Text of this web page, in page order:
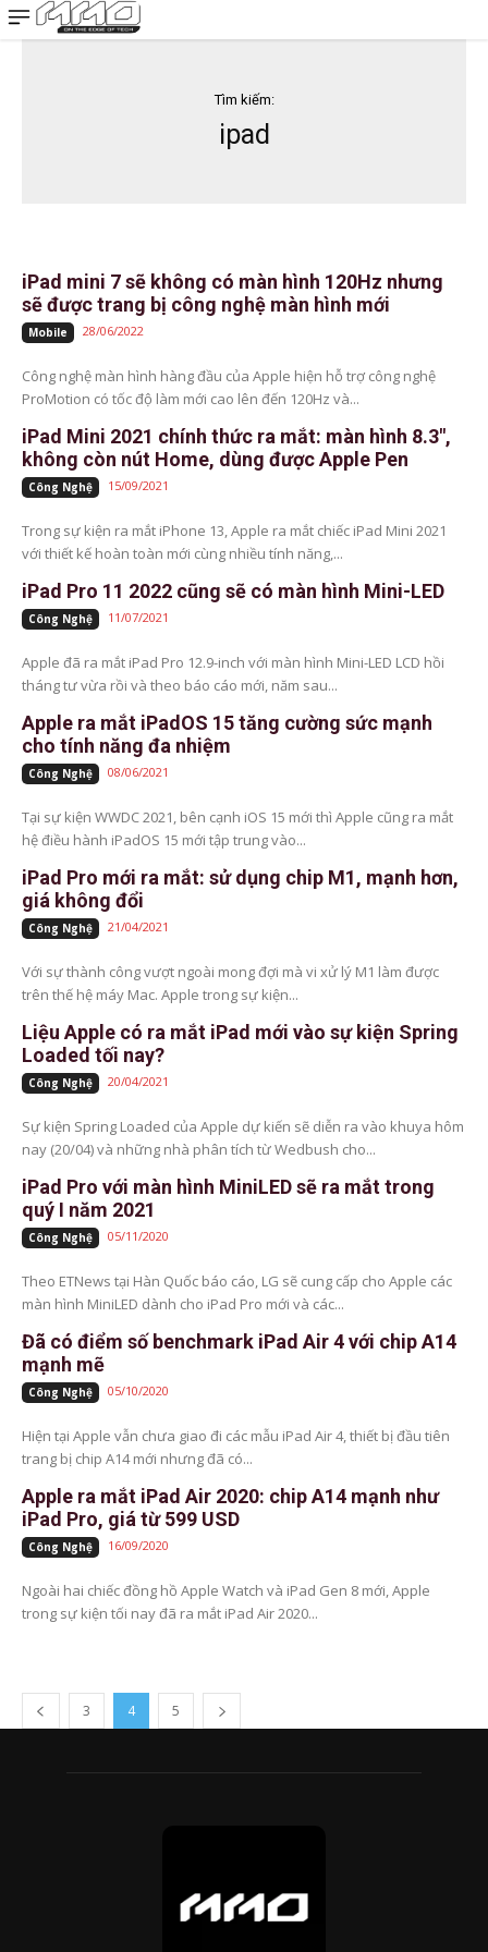
MMOSITE - Thông tin công nghệ
Bài viết nổi bật
Tìm kiếm:
ipad
iPad mini 7 sẽ không có màn hình 120Hz nhưng
sẽ được trang bị công nghệ màn hình mới
Mobile 28/06/2022
Công nghệ màn hình hàng đầu của Apple hiện hỗ trợ công nghệ
ProMotion có tốc độ làm mới cao lên đến 120Hz và...
iPad Mini 2021 chính thức ra mắt: màn hình 8.3″,
không còn nút Home, dùng được Apple Pen
Công Nghệ 15/09/2021
Trong sự kiện ra mắt iPhone 13, Apple ra mắt chiếc iPad Mini 2021
với thiết kế hoàn toàn mới cùng nhiều tính năng,...
iPad Pro 11 2022 cũng sẽ có màn hình Mini-LED
Công Nghệ 11/07/2021
Apple đã ra mắt iPad Pro 12.9-inch với màn hình Mini-LED LCD hồi
tháng tư vừa rồi và theo báo cáo mới, năm sau...
Apple ra mắt iPadOS 15 tăng cường sức mạnh
cho tính năng đa nhiệm
Công Nghệ 08/06/2021
Tại sự kiện WWDC 2021, bên cạnh iOS 15 mới thì Apple cũng ra mắt
hệ điều hành iPadOS 15 mới tập trung vào...
iPad Pro mới ra mắt: sử dụng chip M1, mạnh hơn,
giá không đổi
Công Nghệ 21/04/2021
Với sự thành công vượt ngoài mong đợi mà vi xử lý M1 làm được
trên thế hệ máy Mac. Apple trong sự kiện...
Liệu Apple có ra mắt iPad mới vào sự kiện Spring
Loaded tối nay?
Công Nghệ 20/04/2021
Sự kiện Spring Loaded của Apple dự kiến sẽ diễn ra vào khuya hôm
nay (20/04) và những nhà phân tích từ Wedbush cho...
iPad Pro với màn hình MiniLED sẽ ra mắt trong
quý I năm 2021
Công Nghệ 05/11/2020
Theo ETNews tại Hàn Quốc báo cáo, LG sẽ cung cấp cho Apple các
màn hình MiniLED dành cho iPad Pro mới và các...
Đã có điểm số benchmark iPad Air 4 với chip A14
mạnh mẽ
Công Nghệ 05/10/2020
Hiện tại Apple vẫn chưa giao đi các mẫu iPad Air 4, thiết bị đầu tiên
trang bị chip A14 mới nhưng đã có...
Apple ra mắt iPad Air 2020: chip A14 mạnh như
iPad Pro, giá từ 599 USD
Công Nghệ 16/09/2020
Ngoài hai chiếc đồng hồ Apple Watch và iPad Gen 8 mới, Apple
trong sự kiện tối nay đã ra mắt iPad Air 2020...
3 4 5